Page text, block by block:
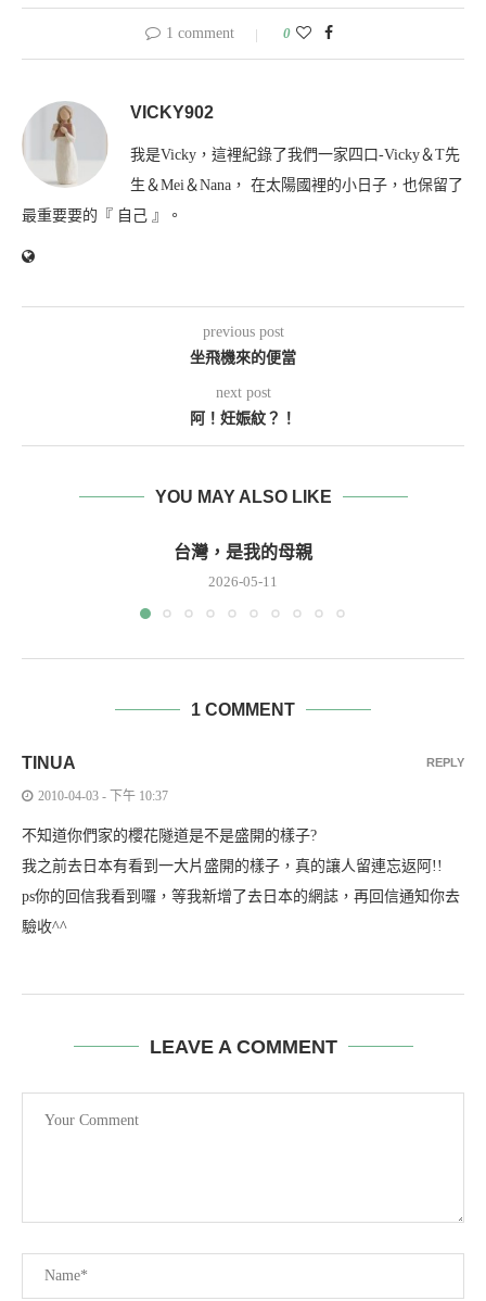
1 comment 0
VICKY902
我是Vicky，這裡紀錄了我們一家四口-Vicky＆T先
生＆Mei＆Nana， 在太陽國裡的小日子，也保留了
最重要要的『 自己 』。
previous post
坐飛機來的便當
next post
阿！妊娠紋？！
YOU MAY ALSO LIKE
台灣，是我的母親
2026-05-11
1 COMMENT
TINUA
2010-04-03 - 下午 10:37
不知道你們家的櫻花隧道是不是盛開的樣子?
我之前去日本有看到一大片盛開的樣子，真的讓人留連忘返阿!!
ps你的回信我看到囉，等我新增了去日本的網誌，再回信通知你去
驗收^^
REPLY
LEAVE A COMMENT